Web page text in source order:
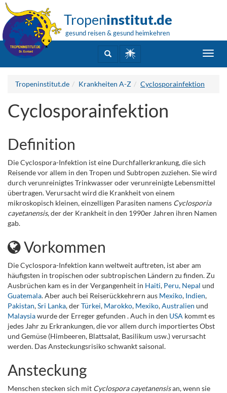
Tropeninstitut.de
gesund reisen & gesund heimkehren
Tropeninstitut.de Krankheiten A-Z Cyclosporainfektion
Cyclosporainfektion
Definition
Die Cyclospora-Infektion ist eine Durchfallerkrankung, die sich
Reisende vor allem in den Tropen und Subtropen zuziehen. Sie wird
durch verunreinigtes Trinkwasser oder verunreinigte Lebensmittel
übertragen. Verursacht wird die Krankheit von einem
mikroskopisch kleinen, einzelligen Parasiten namens Cyclosporia
cayetanensis, der der Krankheit in den 1990er Jahren ihren Namen
gab.
Vorkommen
Die Cyclospora-Infektion kann weltweit auftreten, ist aber am
häufigsten in tropischen oder subtropischen Ländern zu finden. Zu
Ausbrüchen kam es in der Vergangenheit in Haiti, Peru, Nepal und
Guatemala. Aber auch bei Reiserückkehrern aus Mexiko, Indien,
Pakistan,Sri Lanka, derTürkei, Marokko, Mexiko,Australien und
Malaysiawurde der Erreger gefunden . Auch in den USA kommt es
jedes Jahr zu Erkrankungen, die vor allem durch importiertes Obst
und Gemüse (Himbeeren, Blattsalat, Basilikum usw.) verursacht
werden. Das Ansteckungsrisiko schwankt saisonal.
Ansteckung
Menschen stecken sich mit Cyclospora cayetanensisan, wenn sie